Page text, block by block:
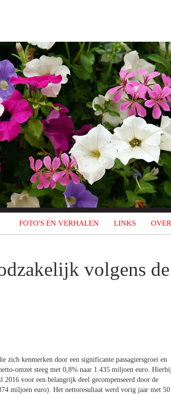
FOTO'S EN VERHALEN LINKS
volgens de
zich kenmerken door een significante passagiersgroei en
omzet steeg met 0,8% naar 1.435 miljoen euro.
voor een belangrijk deel gecompenseerd door de
miljoen euro). Het nettoresultaat werd vorig jaar met 50